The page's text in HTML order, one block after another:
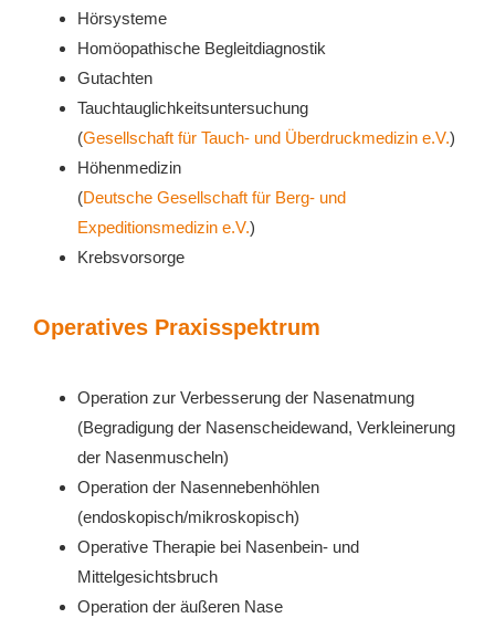
Hörsysteme
Homöopathische Begleitdiagnostik
Gutachten
Tauchtauglichkeitsuntersuchung
(Gesellschaft für Tauch- und Überdruckmedizin e.V.)
Höhenmedizin
(Deutsche Gesellschaft für Berg- und
Expeditionsmedizin e.V.)
Krebsvorsorge
Operatives Praxisspektrum
Operation zur Verbesserung der Nasenatmung
(Begradigung der Nasenscheidewand, Verkleinerung
der Nasenmuscheln)
Operation der Nasennebenhöhlen
(endoskopisch/mikroskopisch)
Operative Therapie bei Nasenbein- und
Mittelgesichtsbruch
Operation der äußeren Nase